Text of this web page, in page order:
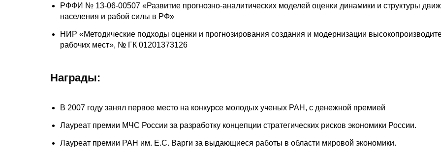
РФФИ № 13-06-00507 «Развитие прогнозно-аналитических моделей оценки динамики и структуры
населения и рабой силы в РФ»
НИР «Методические подходы оценки и прогнозирования создания и модернизации
рабочих мест», № ГК 01201373126
Награды:
В 2007 году занял первое место на конкурсе молодых ученых РАН, с денежной премией
Лауреат премии МЧС России за разработку концепции стратегических рисков экономики России.
Лауреат премии РАН им. Е.С. Варги за выдающиеся работы в области мировой экономики.